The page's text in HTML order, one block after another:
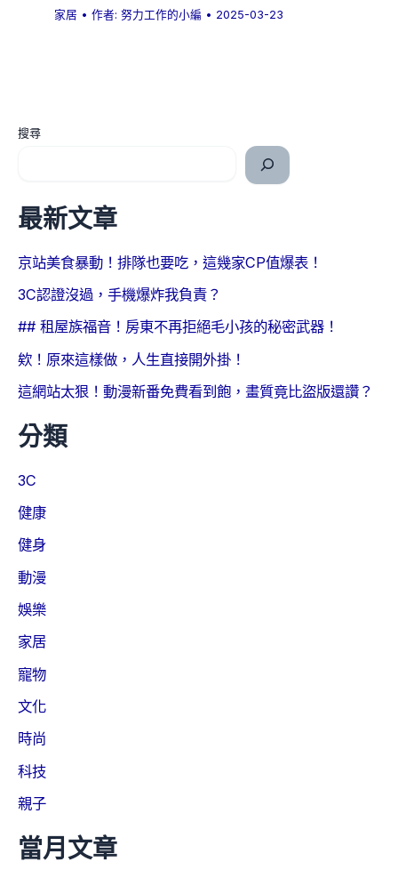
家居 • 作者:努力工作的小編 • 2025-03-23
搜尋
最新文章
京站美食暴動！排隊也要吃，這幾家CP值爆表！
3C認證沒過，手機爆炸我負責？
## 租屋族福音！房東不再拒絕毛小孩的秘密武器！
欸！原來這樣做，人生直接開外掛！
這網站太狠！動漫新番免費看到飽，畫質竟比盜版還讚？
分類
3C
健康
健身
動漫
娛樂
家居
寵物
文化
時尚
科技
親子
當月文章